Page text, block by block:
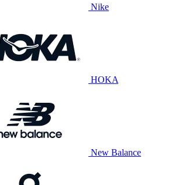
Nike
HOKA
New Balance